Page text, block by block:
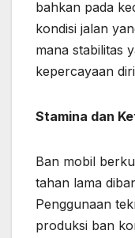
bahkan pada
kondisi jalan
mana stabilitas
kepercayaan
Stamina dan
Ban mobil
tahan lama
Penggunaan
produksi ban